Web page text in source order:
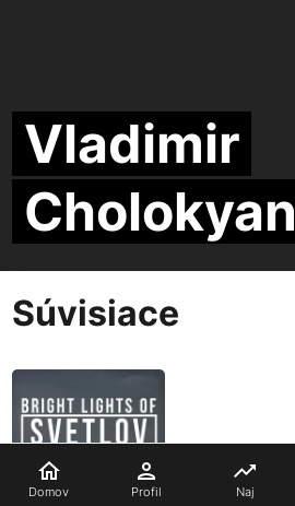
Domov Profil Naj
Vladimir
Cholokyan
Súvisiace